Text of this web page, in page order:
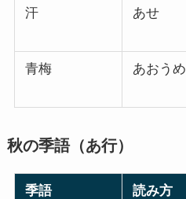
汗 あせ
青梅 あおうめ
秋の季語（あ行）
季語 読み方